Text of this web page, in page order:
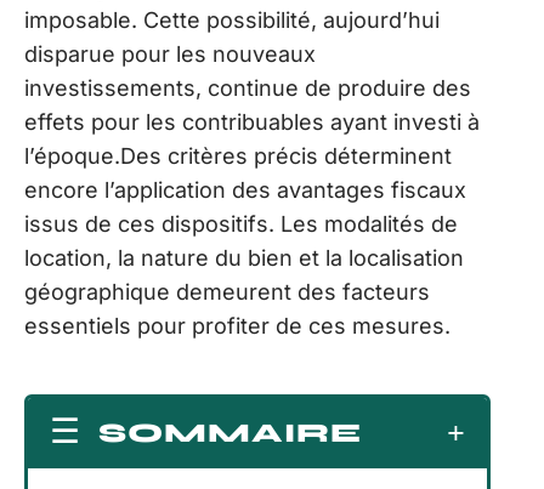
imposable. Cette possibilité, aujourd’hui
disparue pour les nouveaux
investissements, continue de produire des
effets pour les contribuables ayant investi à
l’époque.Des critères précis déterminent
encore l’application des avantages fiscaux
issus de ces dispositifs. Les modalités de
location, la nature du bien et la localisation
géographique demeurent des facteurs
essentiels pour profiter de ces mesures.
SOMMAIRE